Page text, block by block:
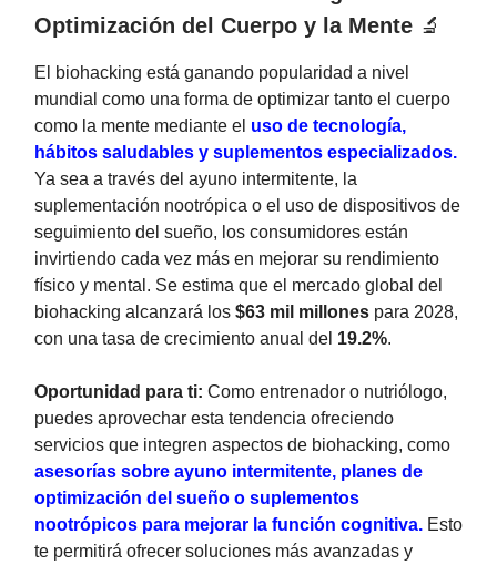
Optimización del Cuerpo y la Mente 🔬
El biohacking está ganando popularidad a nivel
mundial como una forma de optimizar tanto el cuerpo
como la mente mediante el uso de tecnología,
hábitos saludables y suplementos especializados.
Ya sea a través del ayuno intermitente, la
suplementación nootrópica o el uso de dispositivos de
seguimiento del sueño, los consumidores están
invirtiendo cada vez más en mejorar su rendimiento
físico y mental. Se estima que el mercado global del
biohacking alcanzará los $63 mil millones para 2028,
con una tasa de crecimiento anual del 19.2%.
Oportunidad para ti: Como entrenador o nutriólogo,
puedes aprovechar esta tendencia ofreciendo
servicios que integren aspectos de biohacking, como
asesorías sobre ayuno intermitente, planes de
optimización del sueño o suplementos
nootrópicos para mejorar la función cognitiva. Esto
te permitirá ofrecer soluciones más avanzadas y